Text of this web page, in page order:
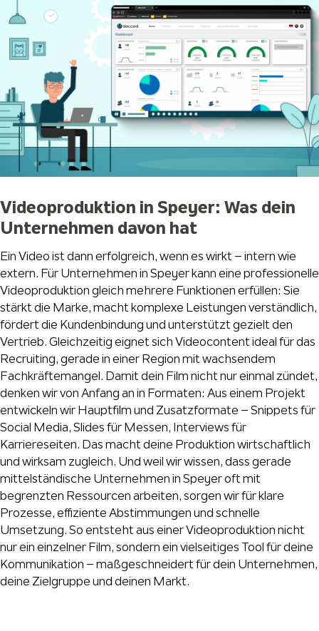
Videoproduktion in Speyer: Was dein
Unternehmen davon hat
Ein Video ist dann erfolgreich, wenn es wirkt – intern wie
extern. Für Unternehmen in Speyer kann eine professionelle
Videoproduktion gleich mehrere Funktionen erfüllen: Sie
stärkt die Marke, macht komplexe Leistungen verständlich,
fördert die Kundenbindung und unterstützt gezielt den
Vertrieb. Gleichzeitig eignet sich Videocontent ideal für das
Recruiting, gerade in einer Region mit wachsendem
Fachkräftemangel. Damit dein Film nicht nur einmal zündet,
denken wir von Anfang an in Formaten: Aus einem Projekt
entwickeln wir Hauptfilm und Zusatzformate – Snippets für
Social Media, Slides für Messen, Interviews für
Karriereseiten. Das macht deine Produktion wirtschaftlich
und wirksam zugleich. Und weil wir wissen, dass gerade
mittelständische Unternehmen in Speyer oft mit
begrenzten Ressourcen arbeiten, sorgen wir für klare
Prozesse, effiziente Abstimmungen und schnelle
Umsetzung. So entsteht aus einer Videoproduktion nicht
nur ein einzelner Film, sondern ein vielseitiges Tool für deine
Kommunikation – maßgeschneidert für dein Unternehmen,
deine Zielgruppe und deinen Markt.